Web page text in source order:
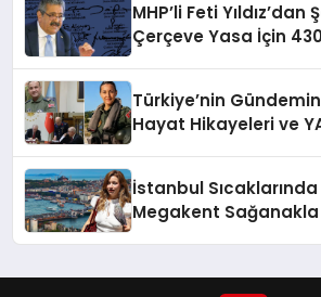
MHP’li Feti Yıldız’dan
Çerçeve Yasa İçin
Türkiye’nin
Hayat Hikayeleri ve
İstanbul
Megakent Sağanakla